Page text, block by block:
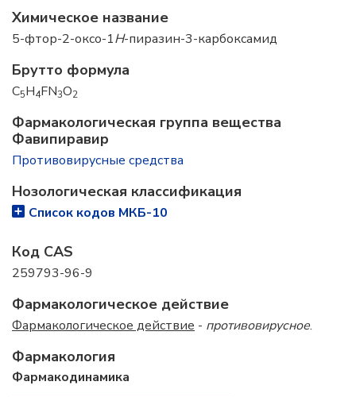
Химическое название
5-фтор-2-оксо-1H-пиразин-3-карбоксамид
Брутто формула
C5H4FN3O2
Фармакологическая группа вещества
Фавипиравир
Противовирусные средства
Нозологическая классификация
Список кодов МКБ-10
Код CAS
259793-96-9
Фармакологическое действие
Фармакологическое действие - противовирусное.
Фармакология
Фармакодинамика